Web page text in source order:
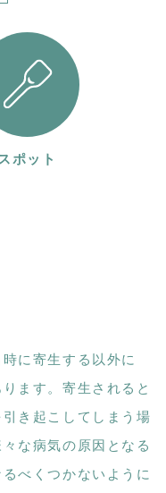
スポット
に寄生する以外に
ます。寄生されると
き起こしてしまう場
な病気の原因となる
べくつかないように